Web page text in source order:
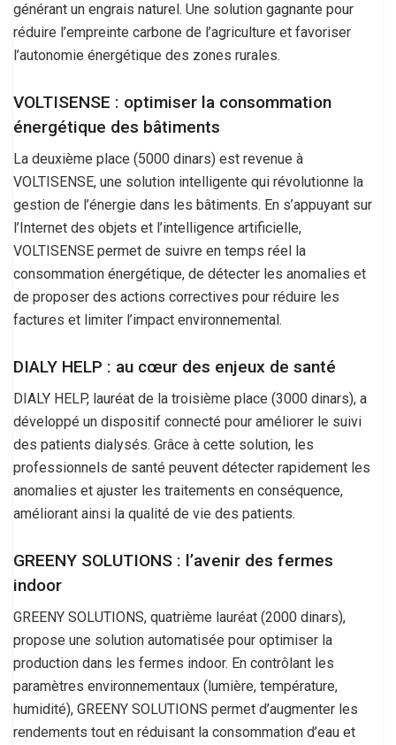
générant un engrais naturel. Une solution gagnante pour
réduire l’empreinte carbone de l’agriculture et favoriser
l’autonomie énergétique des zones rurales.
VOLTISENSE : optimiser la consommation
énergétique des bâtiments
La deuxième place (5000 dinars) est revenue à
VOLTISENSE, une solution intelligente qui révolutionne la
gestion de l’énergie dans les bâtiments. En s’appuyant sur
l’Internet des objets et l’intelligence artificielle,
VOLTISENSE permet de suivre en temps réel la
consommation énergétique, de détecter les anomalies et
de proposer des actions correctives pour réduire les
factures et limiter l’impact environnemental.
DIALY HELP : au cœur des enjeux de santé
DIALY HELP, lauréat de la troisième place (3000 dinars), a
développé un dispositif connecté pour améliorer le suivi
des patients dialysés. Grâce à cette solution, les
professionnels de santé peuvent détecter rapidement les
anomalies et ajuster les traitements en conséquence,
améliorant ainsi la qualité de vie des patients.
GREENY SOLUTIONS : l’avenir des fermes
indoor
GREENY SOLUTIONS, quatrième lauréat (2000 dinars),
propose une solution automatisée pour optimiser la
production dans les fermes indoor. En contrôlant les
paramètres environnementaux (lumière, température,
humidité), GREENY SOLUTIONS permet d’augmenter les
rendements tout en réduisant la consommation d’eau et